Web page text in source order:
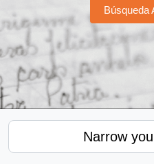
Búsqueda
Narrow